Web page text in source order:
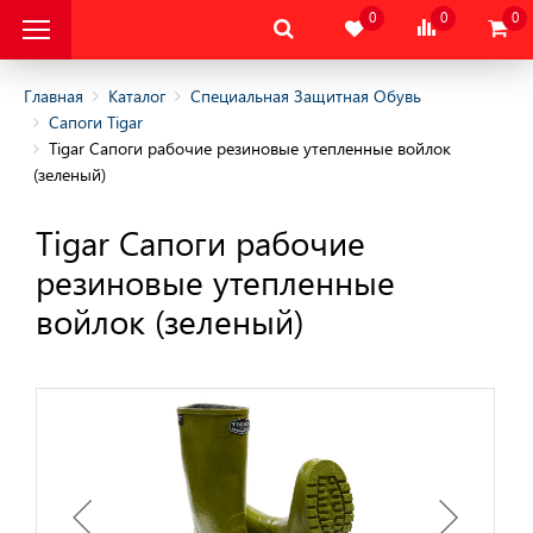
Защитная
и пониженных
и Обувь
0 0 0
Главная Каталог
Специальная Защитная Обувь
Сапоги Tigar
Tigar Сапоги рабочие резиновые утепленные войлок
(зеленый)
Tigar Сапоги рабочие
резиновые утепленные
войлок (зеленый)